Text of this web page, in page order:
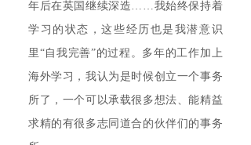
年后在英国继续深造……我始终保持着
学习的状态，这些经历也是我潜意识
里“自我完善”的过程。多年的工作加上
海外学习，我认为是时候创立一个事务
所了，一个可以承载很多想法、能精益
求精的有很多志同道合的伙伴们的事务